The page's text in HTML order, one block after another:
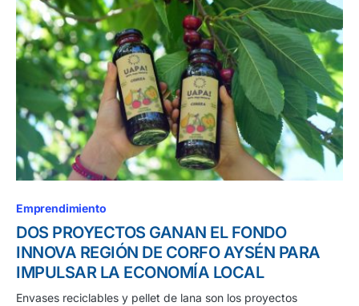
Emprendimiento
DOS PROYECTOS GANAN EL FONDO
INNOVA REGIÓN DE CORFO AYSÉN PARA
IMPULSAR LA ECONOMÍA LOCAL
Envases reciclables y pellet de lana son los proyectos